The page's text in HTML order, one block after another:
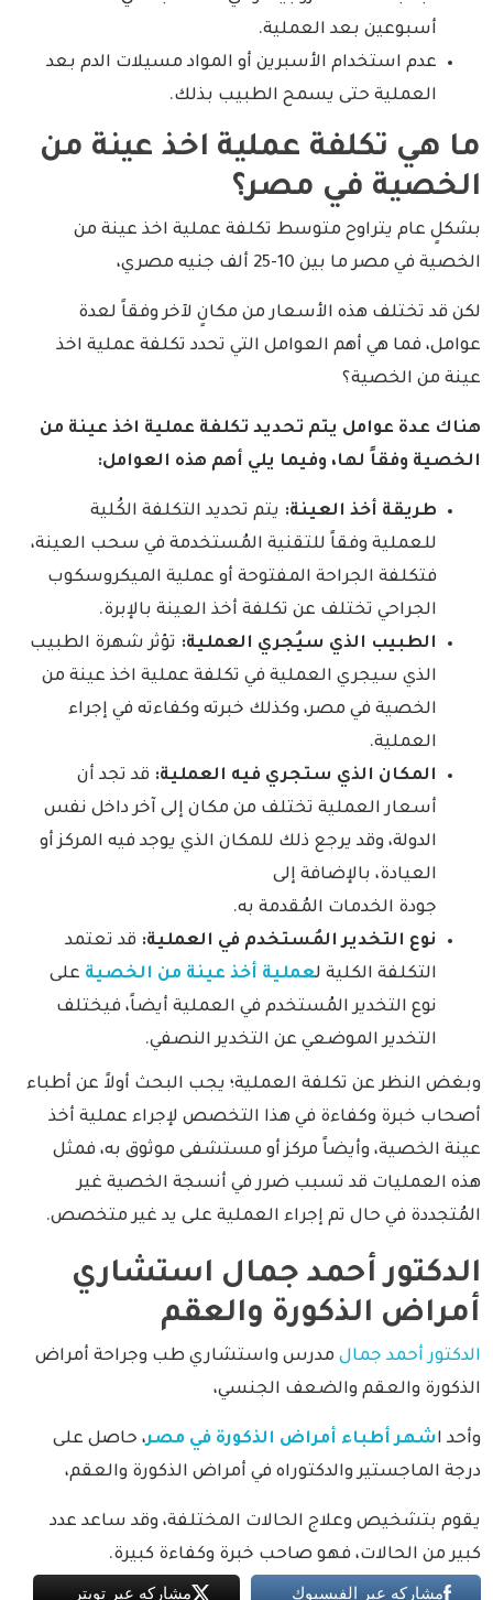
أسبوعين بعد العملية.
عدم استخدام الأسبرين أو المواد مسيلات الدم بعد
العملية حتى يسمح الطبيب بذلك.
ما هي تكلفة عملية اخذ عينة من
الخصية في مصر؟
بشكلٍ عام يتراوح متوسط تكلفة عملية اخذ عينة من
الخصية في مصر ما بين 10-25 ألف جنيه مصري،
لكن قد تختلف هذه الأسعار من مكانٍ لآخر وفقاً لعدة
عوامل، فما هي أهم العوامل التي تحدد تكلفة عملية اخذ
عينة من الخصية؟
هناك عدة عوامل يتم تحديد تكلفة عملية اخذ عينة من
الخصية وفقاً لها، وفيما يلي أهم هذه العوامل:
طريقة أخذ العينة: يتم تحديد التكلفة الكُلية
للعملية وفقاً للتقنية المُستخدمة في سحب العينة،
فتكلفة الجراحة المفتوحة أو عملية الميكروسكوب
الجراحي تختلف عن تكلفة أخذ العينة بالإبرة.
الطبيب الذي سيُجري العملية: تؤثر شهرة الطبيب
الذي سيجري العملية في تكلفة عملية اخذ عينة من
الخصية في مصر، وكذلك خبرته وكفاءته في إجراء
العملية.
المكان الذي ستجري فيه العملية: قد تجد أن
أسعار العملية تختلف من مكان إلى آخر داخل نفس
الدولة، وقد يرجع ذلك للمكان الذي يوجد فيه المركز أو
العيادة، بالإضافة إلى
جودة الخدمات المُقدمة به.
نوع التخدير المُستخدم في العملية: قد تعتمد
التكلفة الكلية لعملية أخذ عينة من الخصية على
نوع التخدير المُستخدم في العملية أيضاً، فيختلف
التخدير الموضعي عن التخدير النصفي.
وبغض النظر عن تكلفة العملية؛ يجب البحث أولاً عن أطباء
أصحاب خبرة وكفاءة في هذا التخصص لإجراء عملية أخذ
عينة الخصية، وأيضاً مركز أو مستشفى موثوق به، فمثل
هذه العمليات قد تسبب ضرر في أنسجة الخصية غير
المُتجددة في حال تم إجراء العملية على يد غير متخصص.
الدكتور أحمد جمال استشاري
أمراض الذكورة والعقم
الدكتور أحمد جمال مدرس واستشاري طب وجراحة أمراض
الذكورة والعقم والضعف الجنسي،
وأحد اشهر أطباء أمراض الذكورة في مصر، حاصل على
درجة الماجستير والدكتوراه في أمراض الذكورة والعقم،
يقوم بتشخيص وعلاج الحالات المختلفة، وقد ساعد عدد
كبير من الحالات، فهو صاحب خبرة وكفاءة كبيرة.
مشاركه عبر الفيسبوك
مشاركه عبر تويتر